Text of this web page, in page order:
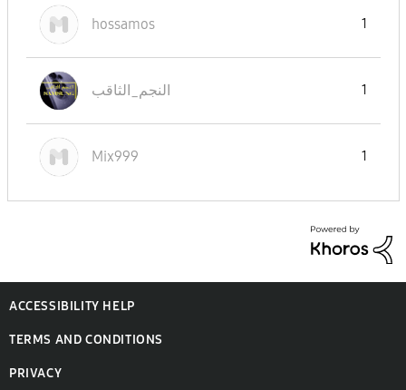
hossamos 1
النجم_الثاقب 1
Mix999 1
ACCESSIBILITY HELP
TERMS AND CONDITIONS
PRIVACY